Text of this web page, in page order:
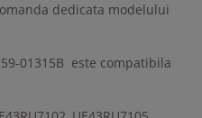
dedicata modelului
01315B este compatibila